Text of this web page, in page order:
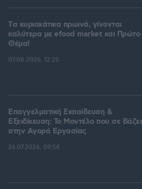
Tα κυριακάτικα πρωινά, γίνονται
καλύτερα με efood market και Πρώτο
Θέμα!
07.08.2026, 12:25
Επαγγελματική Εκπαίδευση &
Εξειδίκευση: Το Mοντέλο που σε Bάζει
στην Aγορά Eργασίας
26.07.2026, 09:54